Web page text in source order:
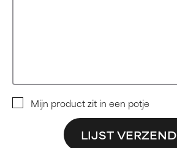
Mijn product zit in een potje
LIJST